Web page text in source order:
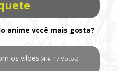
anime você mais gosta?
os vilões (4%, 17 Votos)